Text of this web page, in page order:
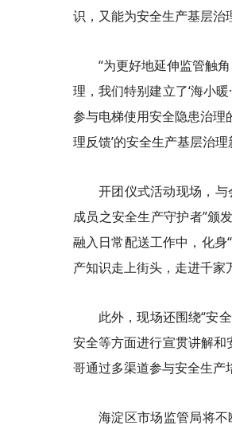
识，又能为安全生产基层治
“为更好地延伸监管触
理，我们特别建立了‘海小
参与电梯使用安全隐患治
理反馈’的安全生产基层治理
开团仪式活动现场，与
成员之安全生产守护者”颁
融入日常配送工作中，化
产知识走上街头，走进千家
此外，现场还围绕“安
安全等方面进行宣贯讲解
哥通过多渠道参与安全生产
海淀区市场监管局将